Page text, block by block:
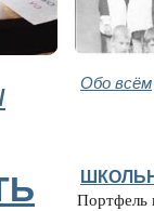
Обо всём
Портфель